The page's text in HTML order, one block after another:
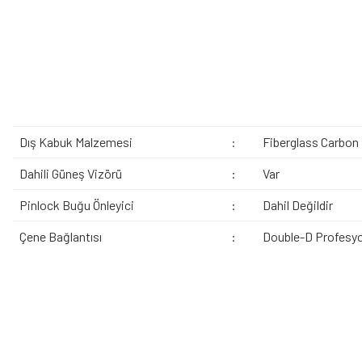
Dış Kabuk Malzemesi : Fiberglass Carbon
Dahili Güneş Vizörü : Var
Pinlock Buğu Önleyici : Dahil Değildir
Çene Bağlantısı : Double-D